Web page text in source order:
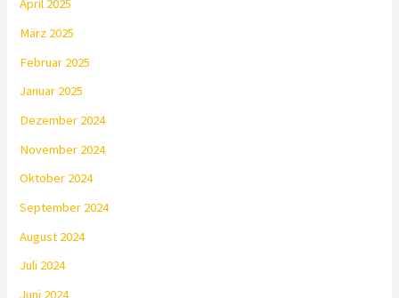
April 2025
März 2025
Februar 2025
Januar 2025
Dezember 2024
November 2024
Oktober 2024
September 2024
August 2024
Juli 2024
Juni 2024